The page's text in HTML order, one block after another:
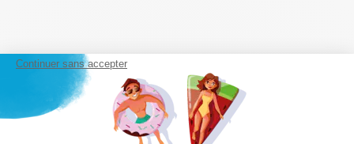
Continuer sans accepter